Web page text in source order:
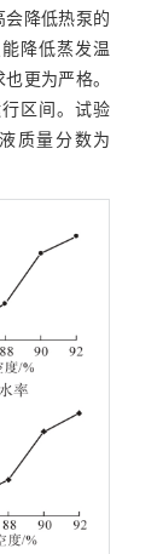
降低热泵的
降低蒸发温
更为严格。
区间。试验
质量分数为